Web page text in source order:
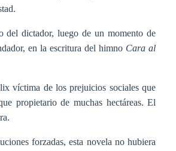
del dictador, luego de un momento de
en la escritura del himno Cara al
víctima de los prejuicios sociales que
propietario de muchas hectáreas. El
forzadas, esta novela no hubiera